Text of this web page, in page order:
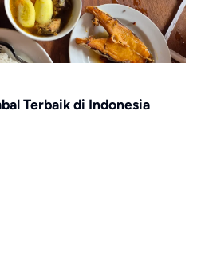
Terbaik di Indonesia